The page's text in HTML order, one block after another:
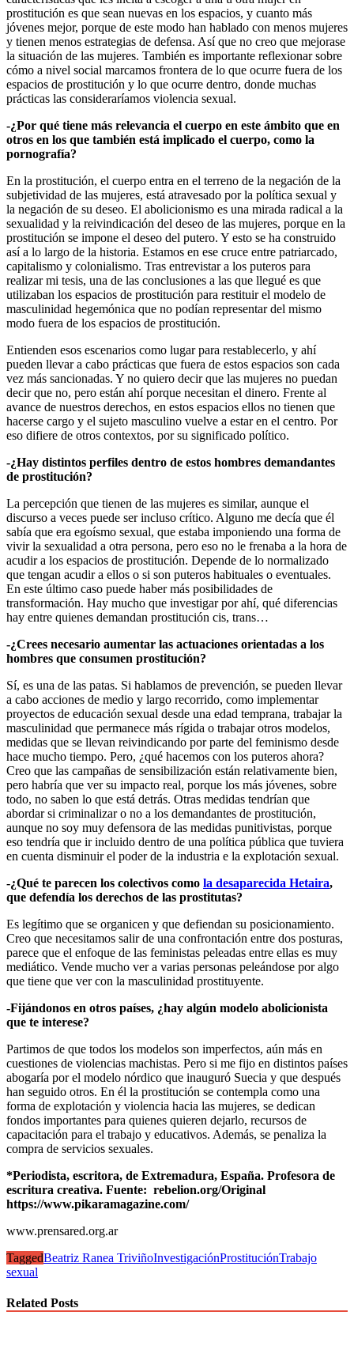
prostitución es que sean nuevas en los espacios, y cuanto más
jóvenes mejor, porque de este modo han hablado con menos mujeres
y tienen menos estrategias de defensa. Así que no creo que mejorase
la situación de las mujeres. También es importante reflexionar sobre
cómo a nivel social marcamos frontera de lo que ocurre fuera de los
espacios de prostitución y lo que ocurre dentro, donde muchas
prácticas las consideraríamos violencia sexual.
-¿Por qué tiene más relevancia el cuerpo en este ámbito que en
otros en los que también está implicado el cuerpo, como la
pornografía?
En la prostitución, el cuerpo entra en el terreno de la negación de la
subjetividad de las mujeres, está atravesado por la política sexual y
la negación de su deseo. El abolicionismo es una mirada radical a la
sexualidad y la reivindicación del deseo de las mujeres, porque en la
prostitución se impone el deseo del putero. Y esto se ha construido
así a lo largo de la historia. Estamos en ese cruce entre patriarcado,
capitalismo y colonialismo. Tras entrevistar a los puteros para
realizar mi tesis, una de las conclusiones a las que llegué es que
utilizaban los espacios de prostitución para restituir el modelo de
masculinidad hegemónica que no podían representar del mismo
modo fuera de los espacios de prostitución.
Entienden esos escenarios como lugar para restablecerlo, y ahí
pueden llevar a cabo prácticas que fuera de estos espacios son cada
vez más sancionadas. Y no quiero decir que las mujeres no puedan
decir que no, pero están ahí porque necesitan el dinero. Frente al
avance de nuestros derechos, en estos espacios ellos no tienen que
hacerse cargo y el sujeto masculino vuelve a estar en el centro. Por
eso difiere de otros contextos, por su significado político.
-¿Hay distintos perfiles dentro de estos hombres demandantes
de prostitución?
La percepción que tienen de las mujeres es similar, aunque el
discurso a veces puede ser incluso crítico. Alguno me decía que él
sabía que era egoísmo sexual, que estaba imponiendo una forma de
vivir la sexualidad a otra persona, pero eso no le frenaba a la hora de
acudir a los espacios de prostitución. Depende de lo normalizado
que tengan acudir a ellos o si son puteros habituales o eventuales.
En este último caso puede haber más posibilidades de
transformación. Hay mucho que investigar por ahí, qué diferencias
hay entre quienes demandan prostitución cis, trans…
-¿Crees necesario aumentar las actuaciones orientadas a los
hombres que consumen prostitución?
Sí, es una de las patas. Si hablamos de prevención, se pueden llevar
a cabo acciones de medio y largo recorrido, como implementar
proyectos de educación sexual desde una edad temprana, trabajar la
masculinidad que permanece más rígida o trabajar otros modelos,
medidas que se llevan reivindicando por parte del feminismo desde
hace mucho tiempo. Pero, ¿qué hacemos con los puteros ahora?
Creo que las campañas de sensibilización están relativamente bien,
pero habría que ver su impacto real, porque los más jóvenes, sobre
todo, no saben lo que está detrás. Otras medidas tendrían que
abordar si criminalizar o no a los demandantes de prostitución,
aunque no soy muy defensora de las medidas punitivistas, porque
eso tendría que ir incluido dentro de una política pública que tuviera
en cuenta disminuir el poder de la industria e la explotación sexual.
-¿Qué te parecen los colectivos como la desaparecida Hetaira,
que defendía los derechos de las prostitutas?
Es legítimo que se organicen y que defiendan su posicionamiento.
Creo que necesitamos salir de una confrontación entre dos posturas,
parece que el enfoque de las feministas peleadas entre ellas es muy
mediático. Vende mucho ver a varias personas peleándose por algo
que tiene que ver con la masculinidad prostituyente.
-Fijándonos en otros países, ¿hay algún modelo abolicionista
que te interese?
Partimos de que todos los modelos son imperfectos, aún más en
cuestiones de violencias machistas. Pero si me fijo en distintos países
abogaría por el modelo nórdico que inauguró Suecia y que después
han seguido otros. En él la prostitución se contempla como una
forma de explotación y violencia hacia las mujeres, se dedican
fondos importantes para quienes quieren dejarlo, recursos de
capacitación para el trabajo y educativos. Además, se penaliza la
compra de servicios sexuales.
*Periodista, escritora, de Extremadura, España. Profesora de
escritura creativa. Fuente: rebelion.org/Original
https://www.pikaramagazine.com/
www.prensared.org.ar
TaggedBeatriz Ranea TriviñoInvestigaciónProstituciónTrabajo
sexual
Related Posts